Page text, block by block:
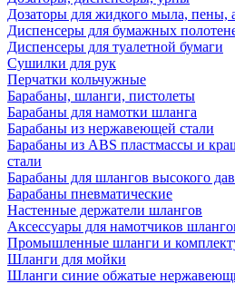
Дозаторы для жидкого мыла, пены,
Диспенсеры для бумажных
Диспенсеры для туалетной бумаги
Сушилки для рук
Перчатки кольчужные
Барабаны, шланги, пистолеты
Барабаны для намотки шланга
Барабаны из нержавеющей стали
Барабаны из ABS пластмассы и
стали
Барабаны для шлангов высокого
Барабаны пневматические
Настенные держатели шлангов
Аксессуары для намотчиков
Промышленные шланги и
Шланги для мойки
Шланги синие обжатые